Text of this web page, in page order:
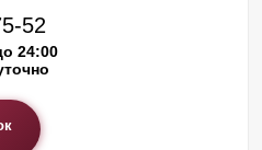
52
24:00